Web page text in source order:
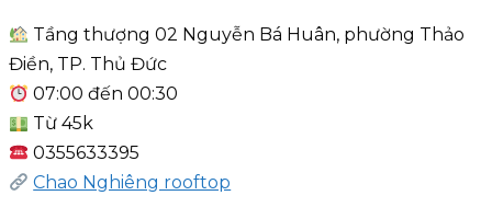
Tầng thượng 02 Nguyễn Bá Huân, phường Thảo
Điền, TP. Thủ Đức
07:00 đến 00:30
Từ 45k
0355633395
Chao Nghiêng rooftop